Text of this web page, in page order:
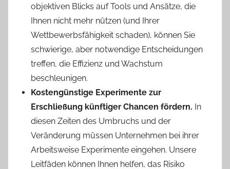
objektiven Blicks auf Tools und Ansätze, die
Ihnen nicht mehr nützen (und Ihrer
Wettbewerbsfähigkeit schaden), können Sie
schwierige, aber notwendige Entscheidungen
treffen, die Effizienz und Wachstum
beschleunigen.
Kostengünstige Experimente zur
Erschließung künftiger Chancen fördern. In
diesen Zeiten des Umbruchs und der
Veränderung müssen Unternehmen bei ihrer
Arbeitsweise Experimente eingehen. Unsere
Leitfäden können Ihnen helfen, das Risiko